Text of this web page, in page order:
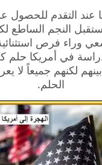
عند التقدم للحصول
النجم الساطع
وراء فرص
في أمريكا
بينهم لكنهم جميعاً
الحلم.